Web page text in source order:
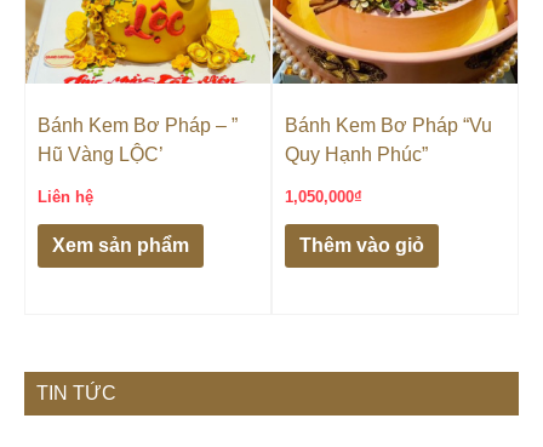
Bánh Kem Bơ Pháp – ”
Hũ Vàng LỘC’
Liên hệ
Xem sản phẩm
Bánh Kem Bơ Pháp “Vu
Quy Hạnh Phúc”
1,050,000₫
Thêm vào giỏ
TIN TỨC